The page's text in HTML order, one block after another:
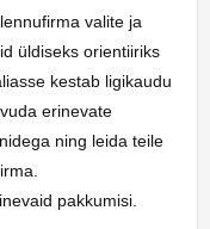
valite ja
üldiseks orientiiriks
kestab ligikaudu
erinevate
ning leida teile
pakkumisi.